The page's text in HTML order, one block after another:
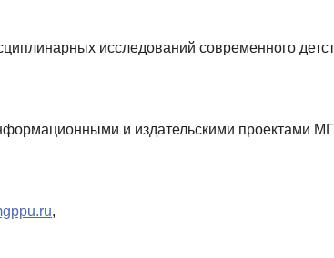
исследований современного
и издательскими проектами
,